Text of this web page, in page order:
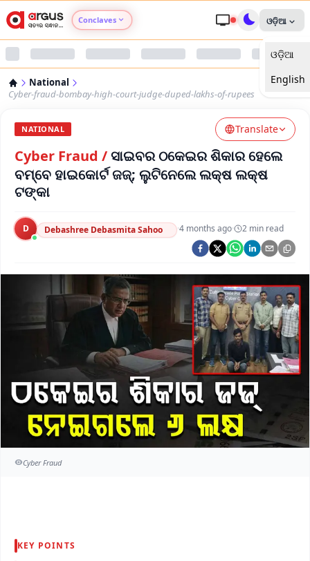
Conclaves
Argus Nari Shakti
Argus Health Connect
Argus Chalo Dekhein Apna Desh
ଓଡ଼ିଆ
ଓଡ଼ିଆ
English
National
Cyber-fraud-bombay-high-court-judge-duped-lakhs-of-rupees
NATIONAL Translate
Cyber Fraud /ସାଇବର ଠକେଇର ଶିକାର ହେଲେ
ବମ୍ବେ ହାଇକୋର୍ଟ ଜଜ୍; ଲୁଟିନେଲେ ଲକ୍ଷ ଲକ୍ଷ
ଟଙ୍କା
D Debashree Debasmita Sahoo ·4 months ago· 2 min read
Cyber Fraud
KEY POINTS